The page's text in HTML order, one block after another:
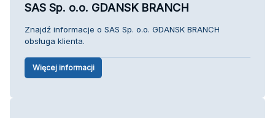
SAS Sp. o.o. GDANSK BRANCH
Znajdź informacje o SAS Sp. o.o. GDANSK BRANCH
obsługa klienta.
Więcej informacji